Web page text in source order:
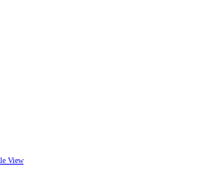
View